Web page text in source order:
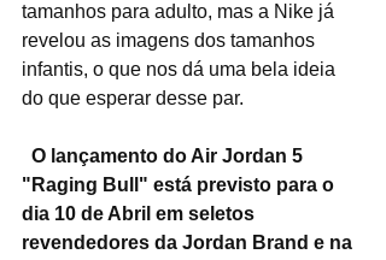
tamanhos para adulto, mas a Nike já
revelou as imagens dos tamanhos
infantis, o que nos dá uma bela ideia
do que esperar desse par.
O lançamento do Air Jordan 5
"Raging Bull" está previsto para o
dia 10 de Abril em seletos
revendedores da Jordan Brand e na